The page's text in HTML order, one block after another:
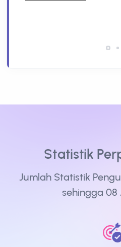
Statistik
Jumlah Statistik
sehingga 08